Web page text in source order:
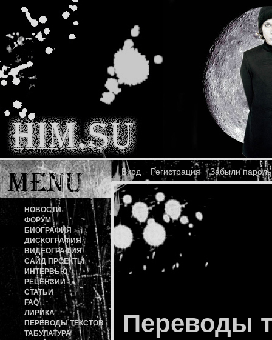
Вход Регистрация Забыли
НОВОСТИ
ФОРУМ
БИОГРАФИЯ
ДИСКОГРАФИЯ
ВИДЕОГРАФИЯ
САЙД ПРОЕКТЫ
ИНТЕРВЬЮ
РЕЦЕНЗИИ
СТАТЬИ
FAQ
ЛИРИКА
ПЕРЕВОДЫ ТЕКСТОВ
ТАБУЛАТУРА
Переводы